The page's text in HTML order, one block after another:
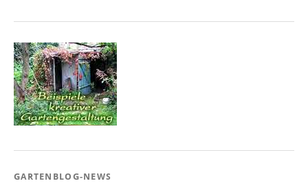
GARTENBLOG-NEWS